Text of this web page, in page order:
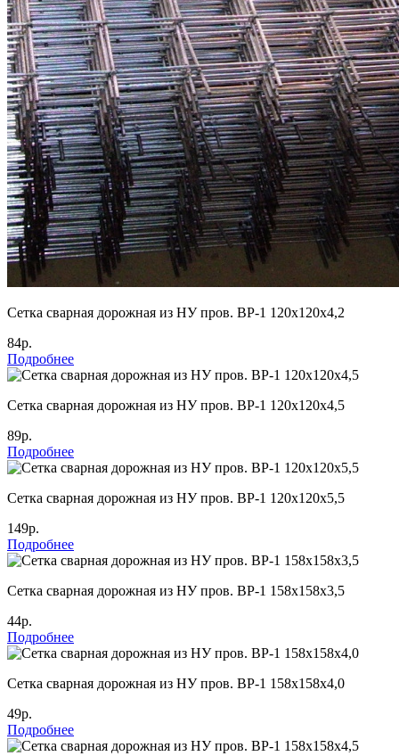
Cетка сварная дорожная из НУ пров. ВР-1 120х120х4,2
84р.
Подробнее
Cетка сварная дорожная из НУ пров. ВР-1 120х120х4,5
89р.
Подробнее
Cетка сварная дорожная из НУ пров. ВР-1 120х120х5,5
149р.
Подробнее
Cетка сварная дорожная из НУ пров. ВР-1 158х158х3,5
44р.
Подробнее
Cетка сварная дорожная из НУ пров. ВР-1 158х158х4,0
49р.
Подробнее